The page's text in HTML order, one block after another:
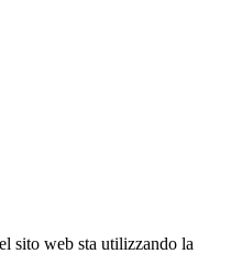
sito web sta utilizzando la